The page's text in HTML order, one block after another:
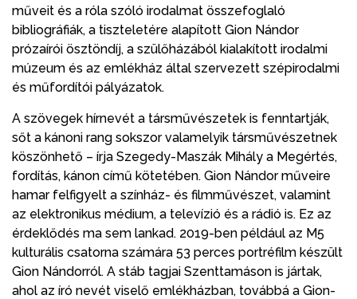
műveit és a róla szóló irodalmat összefoglaló
bibliográfiák, a tiszteletére alapított Gion Nándor
prózaírói ösztöndíj, a szülőházából kialakított irodalmi
múzeum és az emlékház által szervezett szépirodalmi
és műfordítói pályázatok.
A szövegek hírnevét a társművészetek is fenntartják,
sőt a kánoni rang sokszor valamelyik társművészetnek
köszönhető – írja Szegedy-Maszák Mihály a Megértés,
fordítás, kánon című kötetében. Gion Nándor műveire
hamar felfigyelt a színház- és filmművészet, valamint
az elektronikus médium, a televízió és a rádió is. Ez az
érdeklődés ma sem lankad. 2019-ben például az M5
kulturális csatorna számára 53 perces portréfilm készült
Gion Nándorról. A stáb tagjai Szenttamáson is jártak,
ahol az író nevét viselő emlékházban, továbbá a Gion-